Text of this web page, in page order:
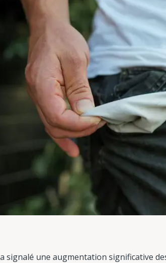
signalé une augmentation significative